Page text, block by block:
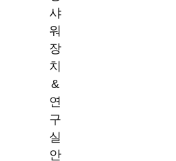
샤
워
장
치
&
연
구
실
안